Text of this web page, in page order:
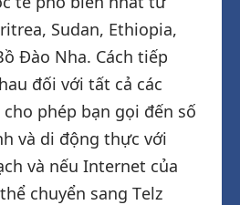
Sudan, Ethiopia,
Đào Nha. Cách tiếp
đối với tất cả các
cho phép bạn gọi đến số
và di động thực với
và nếu Internet của
chuyển sang Telz